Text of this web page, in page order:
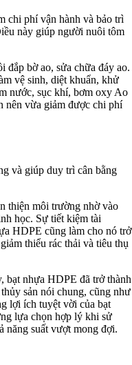
chi phí vận hành và bảo trì
này giúp người nuôi tôm
đắp bờ ao, sửa chữa đáy ao.
vệ sinh, diệt khuẩn, khử
nước, sục khí, bơm oxy Ao
nên vừa giảm được chi phí
và giúp duy trì cân bằng
thiện môi trường nhờ vào
học. Sự tiết kiệm tài
HDPE cũng làm cho nó trở
thiểu rác thải và tiêu thụ
bạt nhựa HDPE đã trở thành
sản nói chung, cũng như
lợi ích tuyệt vời của bạt
lựa chọn hợp lý khi sử
năng suất vượt mong đợi.